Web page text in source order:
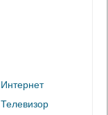
Интернет
Телевизор